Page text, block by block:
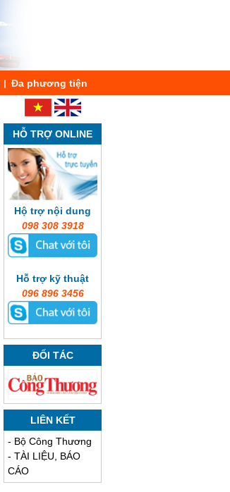
Đa phương tiện
HỖ TRỢ ONLINE
Hộ trợ nội dung
098 308 3918
Hỗ trợ kỹ thuật
096 896 3456
ĐỐI TÁC
LIÊN KẾT
- Bộ Công Thương
- TÀI LIỆU, BÁO
CÁO